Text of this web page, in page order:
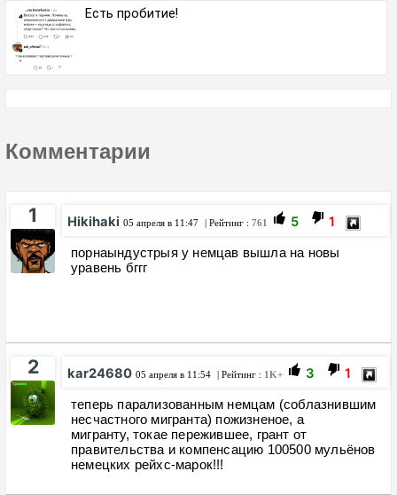
Есть пробитие!
Комментарии
1 Hikihaki 05 апреля в 11:47 | Рейтинг : 761 5 1
порнаындустрыя у немцав вышла на новы
уравень бггг
2 kar24680 05 апреля в 11:54 | Рейтинг : 1K+ 3 1
теперь парализованным немцам (соблазнившим
несчастного мигранта) пожизненое, а
мигранту, токае пережившее, грант от
правительства и компенсацию 100500 мульёнов
немецких рейхс-марок!!!